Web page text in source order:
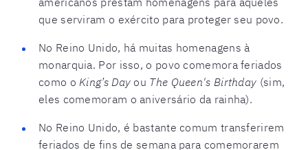
que serviram o exército para proteger seu povo.
No Reino Unido, há muitas homenagens à
monarquia. Por isso, o povo comemora feriados
como o King’s Day ou The Queen's Birthday (sim,
eles comemoram o aniversário da rainha).
No Reino Unido, é bastante comum transferirem
feriados de fins de semana para comemorarem